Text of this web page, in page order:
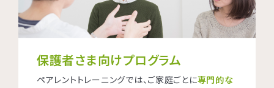
保護者さま向けプログラム
ペアレントトレーニングでは、ご家庭ごとに専門的な